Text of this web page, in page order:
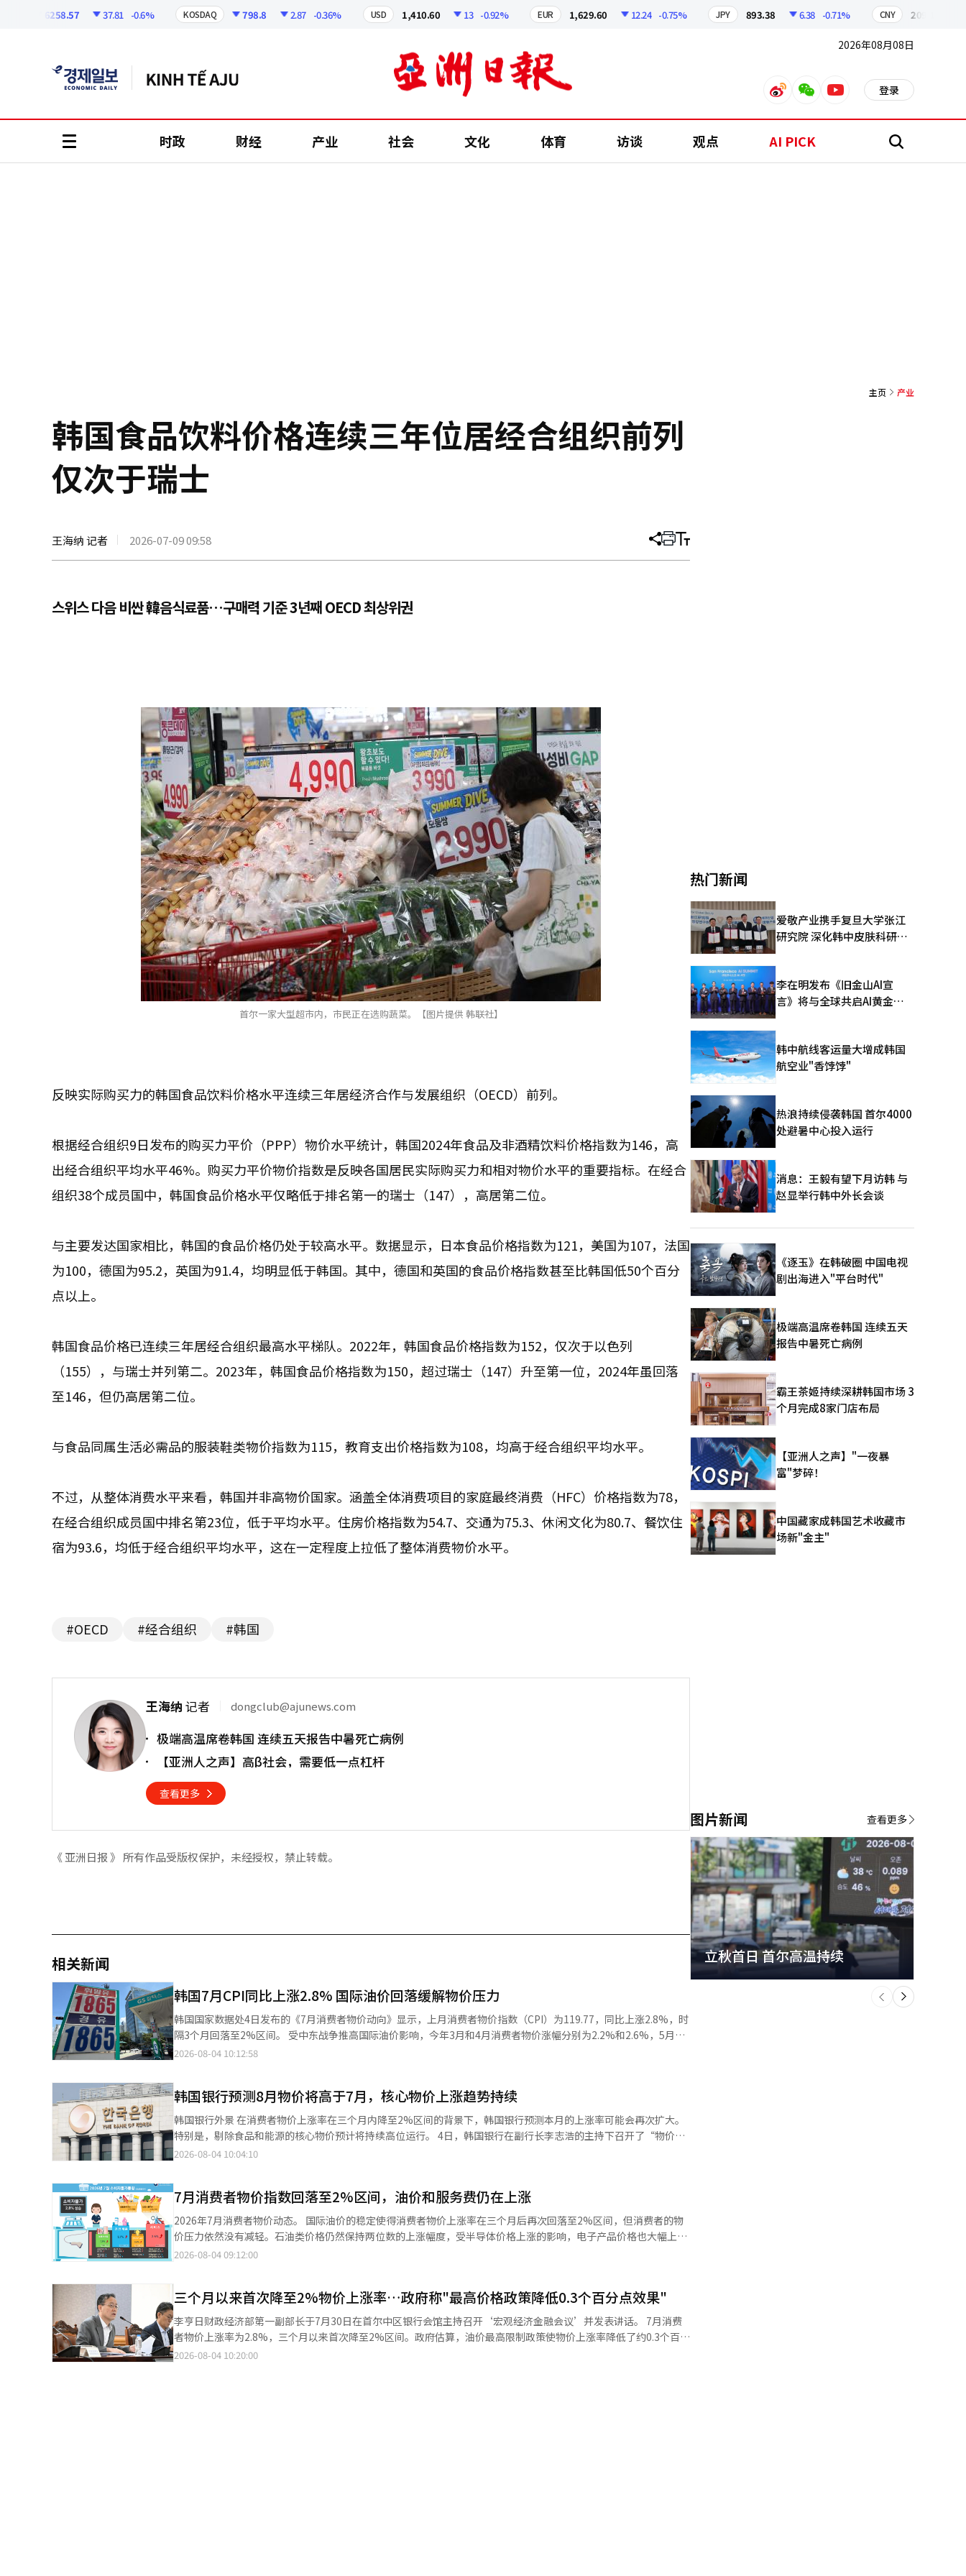
6258.57 37.81 -0.6% KOSDAQ 798.8 2.87 -0.36% USD 1,410.60 13 -0.92% EUR 1,629.60 12.24 -0.75% JPY 893.38 6.38 -0.71% CNY 209.17
2026年08月08日
weiboweixinyoutube 登录
时政 财经 产业 社会 文化 体育 访谈 观点 AI PICK 搜
主页 产业
韩国食品饮料价格连续三年位居经合组织前列
仅次于瑞士
王海纳 记者 2026-07-09 09:58 分
文
打 调
大
스위스 다음 비싼 韓음식료품…구매력 기준 3년째 OECD 최상위권
首尔一家大型超市内，市民正在选购蔬菜。【图片提供 韩联社】
反映实际购买力的韩国食品饮料价格水平连续三年居经济合作与发展组织（OECD）前列。
根据经合组织9日发布的购买力平价（PPP）物价水平统计，韩国2024年食品及非酒精饮料价格指数为146，高
出经合组织平均水平46%。购买力平价物价指数是反映各国居民实际购买力和相对物价水平的重要指标。在经合
组织38个成员国中，韩国食品价格水平仅略低于排名第一的瑞士（147），高居第二位。
与主要发达国家相比，韩国的食品价格仍处于较高水平。数据显示，日本食品价格指数为121，美国为107，法国
为100，德国为95.2，英国为91.4，均明显低于韩国。其中，德国和英国的食品价格指数甚至比韩国低50个百分
点以上。
韩国食品价格已连续三年居经合组织最高水平梯队。2022年，韩国食品价格指数为152，仅次于以色列
（155），与瑞士并列第二。2023年，韩国食品价格指数为150，超过瑞士（147）升至第一位，2024年虽回落
至146，但仍高居第二位。
与食品同属生活必需品的服装鞋类物价指数为115，教育支出价格指数为108，均高于经合组织平均水平。
不过，从整体消费水平来看，韩国并非高物价国家。涵盖全体消费项目的家庭最终消费（HFC）价格指数为78，
在经合组织成员国中排名第23位，低于平均水平。住房价格指数为54.7、交通为75.3、休闲文化为80.7、餐饮住
宿为93.6，均低于经合组织平均水平，这在一定程度上拉低了整体消费物价水平。
#OECD #经合组织 #韩国
王海纳 记者 dongclub@ajunews.com
极端高温席卷韩国 连续五天报告中暑死亡病例
【亚洲人之声】高β社会，需要低一点杠杆
查看更多
《 亚洲日报 》 所有作品受版权保护，未经授权，禁止转载。
相关新闻
韩国7月CPI同比上涨2.8% 国际油价回落缓解物价压力
韩国国家数据处4日发布的《7月消费者物价动向》显示，上月消费者物价指数（CPI）为119.77，同比上涨2.8%，时
隔3个月回落至2%区间。 受中东战争推高国际油价影响，今年3月和4月消费者物价涨幅分别为2.2%和2.6%，5月和
6月进一步升至3.1%和3.2%，连续两个月保持在3%以上，7月重新回落至2.8%。 国际油价回落以及韩国政府持续实
向统计审议官李斗元（音）表示，随着国际油价走低、韩元汇率变动，加上政府实施石油最高限价等稳定市场措施，
石油类价格涨势明显放缓。韩国财政经济部方面则表示，石油最高限价措施使7月消费者物价涨幅降低0.3个百分点，
若无相关措施，当月涨幅将达到3.1%。 农林畜水产品价格涨幅放缓，同样是拉低整体物价的重要因素。7月农林畜水
产品价格同比上涨0.9%，较6月的3.2%大幅回落。其中，农产品价格同比下降2.2%，白菜（-18.4%）、西瓜
（-11.1%）、菠菜（-21.3%）、黄瓜（-13.8%）、西葫芦（-15.9%）和萝卜（-10.8%）价格均出现下跌。不过，
仍在上涨。 与此同时，耐用品价格涨幅由6月的3.1%升至7月的3.9%。受半导体价格上涨及部分新品上市影响，电脑
和便携式多媒体设备价格同比分别上涨25.1%和22.5%，均创历史最大涨幅；受整车售价上调及个别消费税恢复征收
影响，电动汽车价格上涨6.2%。 服务价格方面，受暑期旅游需求增加带动，个人服务价格同比上涨3.5%，高于6月
的3.4%，其中出境跟团游价格上涨20%。国际机票价格同比上涨21.7%，连续两个月保持在20%以上，但涨幅较6月
的28.2%有所收窄。 反映居民体感物价的生活物价指数同比上涨2.5%，反映“菜篮子”价格的新鲜食品指数同比下
市区一家加油站摆出的价格牌上显示汽油（上）和柴油售价。【图片提供 韩联社】
2026-08-04 10:12:58
韩国银行预测8月物价将高于7月，核心物价上涨趋势持续
韩国银行外景 在消费者物价上涨率在三个月内降至2%区间的背景下，韩国银行预测本月的上涨率可能会再次扩大。
特别是，剔除食品和能源的核心物价预计将持续高位运行。 4日，韩国银行在副行长李志浩的主持下召开了“物价情
况检查会议”，对近期物价走势和未来展望进行了评估。 根据国家数据处的数据，上个月消费者物价指数为
涨幅度有所减缓。石油和农产品在生活物价中的比重较高，因此生活物价的上涨率也大幅降低至2.5%。 另一方面，
核心物价因成本冲击的滞后效应，耐用品价格的上涨幅度扩大，导致上涨率略有上升。 韩国银行认为，8月消费者物
价上涨率可能会再次扩大。由于去年8月部分移动通信公司的大规模通信费折扣带来的基数效应，预计同比上涨率将
有所提高。 李副行长表示：“未来消费者物价面临中东战争相关的不确定性，政府的物价稳定措施将起到下行压力的
作用。由于成本冲击的传导和需求侧压力的扩大，核心品类的高上涨率将持续，因此我们将保持警惕，持续关注物价
2026-08-04 10:04:10
7月消费者物价指数回落至2%区间，油价和服务费仍在上涨
2026年7月消费者物价动态。 国际油价的稳定使得消费者物价上涨率在三个月后再次回落至2%区间，但消费者的物
价压力依然没有减轻。石油类价格仍然保持两位数的上涨幅度，受半导体价格上涨的影响，电子产品价格也大幅上
升。 根据国家数据处在4日发布的2026年7月消费者物价动态，上个月的消费者物价指数为119.77（2020=100），比
政府分析认为石油类价格已趋于稳定，但仍然保持两位数的上涨幅度。柴油上涨了21.5%，汽油上涨了12.6%，煤油
上涨了20.5%。 电子产品的上涨趋势也十分明显。计算机价格上涨了25.1%，便携式多媒体设备上涨了22.5%，刺激
了消费者物价。此外，电动汽车的价格比去年上涨了6.2%。 数据处经济动态统计审议官李斗源表示：“由于半导体
价格上涨，便携式多媒体设备的价格也随之上涨。”他还指出：“电动汽车因新产品发布及现有产品的更新换代导致
出厂价上涨，加上个别消费税的恢复，价格比去年同月上涨了6.2%。” 服务物价上涨了2.6%。公共服务上涨了
2026-08-04 09:12:00
三个月以来首次降至2%物价上涨率…政府称"最高价格政策降低0.3个百分点效果"
李亨日财政经济部第一副部长于7月30日在首尔中区银行会馆主持召开‘宏观经济金融会议’并发表讲话。 7月消费
者物价上涨率为2.8%，三个月以来首次降至2%区间。政府估算，油价最高限制政策使物价上涨率降低了约0.3个百分
点。 财政经济部于4日召开第72次物价关系副部长会议，讨论了7月消费者物价动态、未来物价风险因素及加工食品
2026-08-04 10:20:00
热门新闻
爱敬产业携手复旦大学张江
研究院 深化韩中皮肤科研合
李在明发布《旧金山AI宣
言》将与全球共启AI黄金时
韩中航线客运量大增成韩国
航空业"香饽饽"
热浪持续侵袭韩国 首尔4000
处避暑中心投入运行
消息：王毅有望下月访韩 与
赵显举行韩中外长会谈
《逐玉》在韩破圈 中国电视
剧出海进入"平台时代"
极端高温席卷韩国 连续五天
报告中暑死亡病例
霸王茶姬持续深耕韩国市场 3
个月完成8家门店布局
【亚洲人之声】"一夜暴
富"梦碎！
中国藏家成韩国艺术收藏市
场新"金主"
图片新闻
立秋首日 首尔高温持续
下
一
个
查看更多